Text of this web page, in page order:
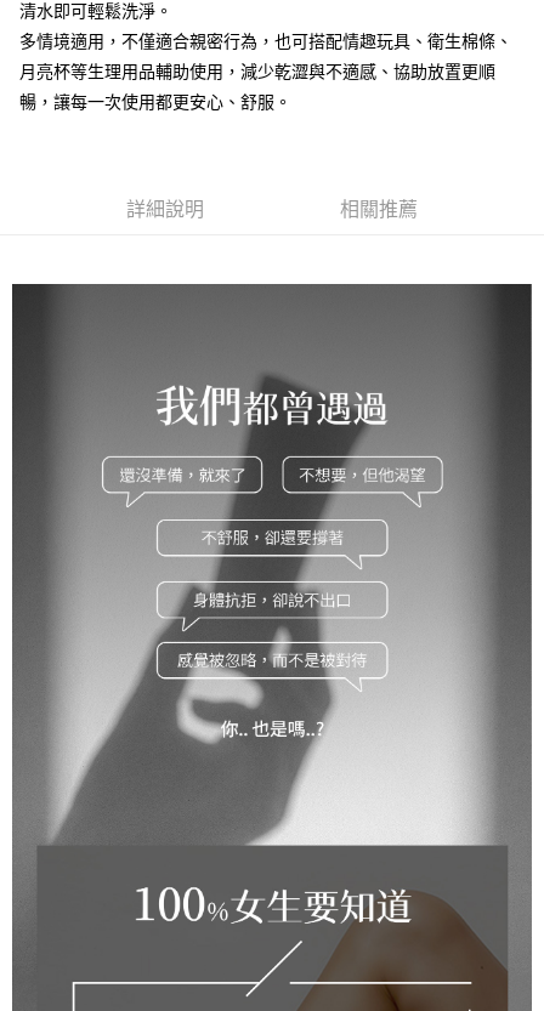
３．安心：先確認商品／服務後，再付款。
１．於結帳方式選擇「AFTEE先享後付」後，將跳轉至「AFTEE先享後付」
結帳頁面，進行簡訊認證並確認金額後，即可完成結帳。
購買商品的店家。未經商家同意取消之訂單仍視為有效，需透過AFTEE先享
易，需依本服務之必要範圍內提供個人資料，並將交易相關給付款項請求債
權轉讓予恩沛科技股份有限公司。
２．關於個人資料處理事宜，請瀏覽以下網址：
３．未成年的使用者請事先徵得法定代理人或監護人之同意方可使用
「AFTEE先享後付」，若未經同意申辦者引起之損失，本公司不負相關責
４．使用「AFTEE先享後付」時，將依據個別帳號之用戶狀況，依本公司即
時審查核予不同之上限額度；若仍有額度不足之情形，本公司將視審查結果
請求用戶進行身份認證。
５．嚴禁一人註冊多個帳號或使用他人資訊註冊。若發現惡意使用之情形，
恩沛科技股份有限公司將有權停止該用戶之使用額度並採取法律行動。
全家取貨付款
每筆NT$120，滿NT$1,500(含以上)免運費
付款後全家取貨
每筆NT$9,999
每筆NT$9,999
新竹物流宅配
每筆NT$100，滿NT$1,200(含以上)免運費
清水即可輕鬆洗淨。
多情境適用，不僅適合親密行為，也可搭配情趣玩具、衛生棉條、
月亮杯等生理用品輔助使用，減少乾澀與不適感、協助放置更順
暢，讓每一次使用都更安心、舒服。
詳細說明 相關推薦